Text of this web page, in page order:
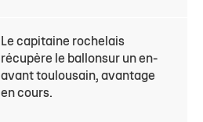
Le capitaine rochelais
récupère le ballonsur un en-
avant toulousain, avantage
en cours.